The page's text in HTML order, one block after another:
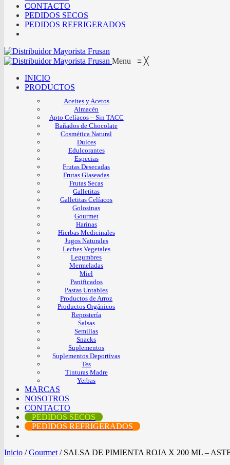
CONTACTO
PEDIDOS SECOS
PEDIDOS REFRIGERADOS
Menu ≡ ╳
INICIO
PRODUCTOS
Aceites y Acetos
Almacén
Apto Celíacos – Sin TACC
Bañados de Chocolate
Cosmética Natural
Dulces
Edulcorantes
Especias
Frutas Desecadas
Frutas Glaseadas
Frutas Secas
Galletitas
Galletitas Celíacos
Golosinas
Gourmet
Harinas
Hierbas Medicinales
Jugos Naturales
Leches Vegetales
Legumbres
Mermeladas
Miel
Panificados
Pastas Untables
Productos de Arroz
Productos Orgánicos
Repostería
Salsas
Semillas
Snacks
Suplementos
Suplementos Deportivas
Tes
Tinturas Madre
Yerbas
MARCAS
NOSOTROS
CONTACTO
PEDIDOS SECOS
PEDIDOS REFRIGERADOS
Inicio / Gourmet /SALSA DE PIMIENTA ROJA X 200 ML –